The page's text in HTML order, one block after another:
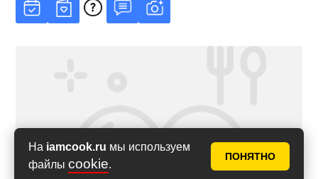
На iamcook.ru мы используем
файлы cookie.
ПОНЯТНО